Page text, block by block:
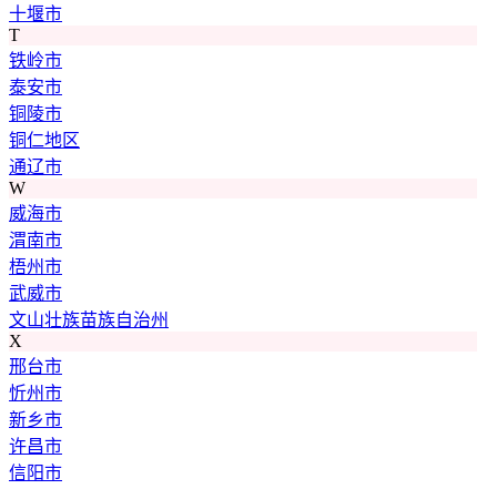
十堰市
T
铁岭市
泰安市
铜陵市
铜仁地区
通辽市
W
威海市
渭南市
梧州市
武威市
文山壮族苗族自治州
X
邢台市
忻州市
新乡市
许昌市
信阳市